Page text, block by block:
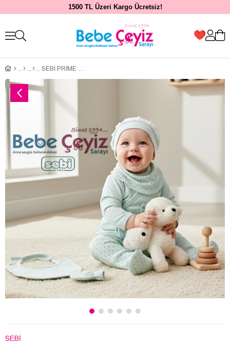
1500 TL Üzeri Kargo Ücretsiz!
SEBİ PRİME Yaka Fırfırlı Puanlı 5'li Hastane Çıkışı ( Mint ) ( 0-3 Ay )
SEBİ